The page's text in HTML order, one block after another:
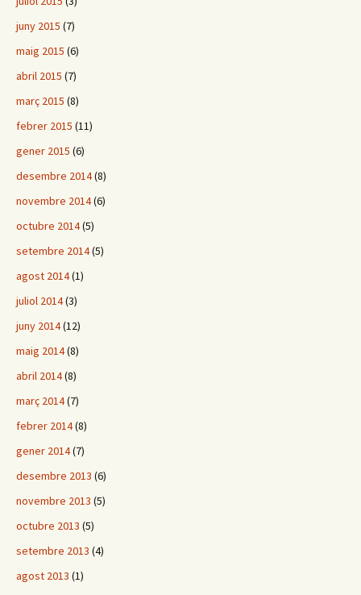
juny 2015 (7)
maig 2015 (6)
abril 2015 (7)
març 2015 (8)
febrer 2015 (11)
gener 2015 (6)
desembre 2014(8)
novembre 2014(6)
octubre 2014(5)
setembre 2014(5)
agost 2014(1)
juliol 2014(3)
juny 2014(12)
maig 2014(8)
abril 2014(8)
març 2014(7)
febrer 2014(8)
gener 2014(7)
desembre 2013 (6)
novembre 2013 (5)
octubre 2013 (5)
setembre 2013 (4)
agost 2013 (1)